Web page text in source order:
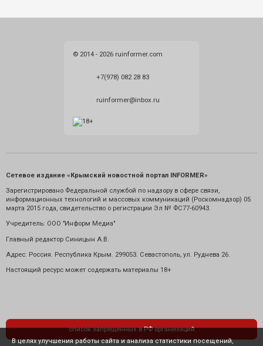
© 2014 - 2026 ruinformer.com
+7(978) 082 28 83
ruinformer@inbox.ru
Сетевое издание «Крымский новостной портал INFORMER»
Зарегистрировано Федеральной службой по надзору в сфере связи,
информационных технологий и массовых коммуникаций (Роскомнадзор) 05
марта 2015 года, свидетельство о регистрации Эл № ФС77-60943.
Учредитель: ООО "Информ Медиа"
Главный редактор Синицын А.В.
Адрес: Россия. Республика Крым. 299053. Севастополь, ул. Руднева 26.
Настоящий ресурс может содержать материалы 18+
список запрещенных в РФ организаций
В целях улучшения работы сайта и анализа статистики посещений,